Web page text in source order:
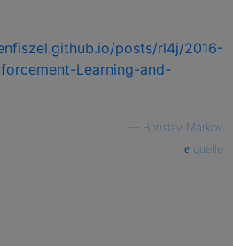
posts/rl4j/2016-
Learning-and-
Borislav Markov
quelle